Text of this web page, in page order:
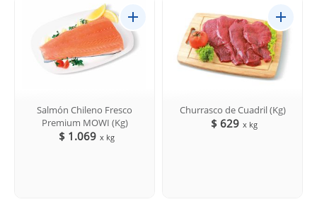
Salmón Chileno Fresco
Premium MOWI (Kg)
$ 1.069 x kg
Churrasco de Cuadril (Kg)
$ 629 x kg